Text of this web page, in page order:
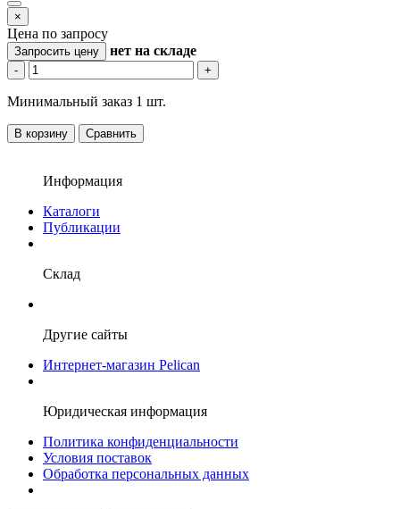
×
Цена по запросу
Запросить цену нет на складе
- +
Минимальный заказ 1 шт.
В корзину Сравнить
Информация
Каталоги
Публикации
Склад
Другие сайты
Интернет-магазин Pelican
Юридическая информация
Политика конфиденциальности
Условия поставок
Обработка персональных данных